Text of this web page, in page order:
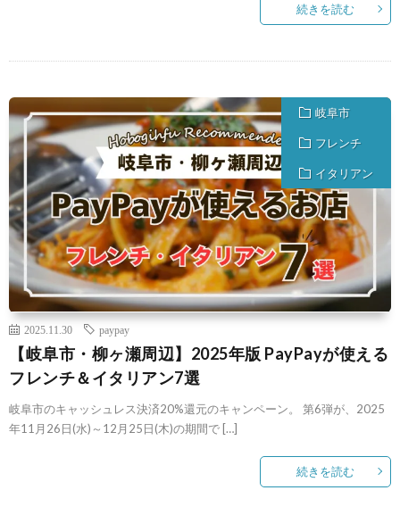
続きを読む
岐阜市
フレンチ
イタリアン
2025.11.30 paypay
【岐阜市・柳ヶ瀬周辺】2025年版 PayPayが使える
フレンチ＆イタリアン7選
岐阜市のキャッシュレス決済20%還元のキャンペーン。 第6弾が、2025
年11月26日(水)～12月25日(木)の期間で […]
続きを読む